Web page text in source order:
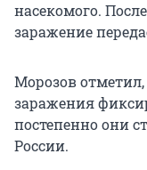
насекомого.
заражение
Морозов
заражения
постепенно они
России.